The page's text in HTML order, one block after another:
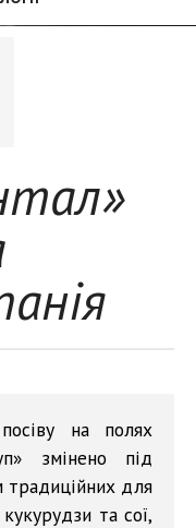
на полях
змінено під
традиційних для
та сої,